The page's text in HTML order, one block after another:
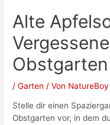
Alte
Obstgarten
/Garten / Von NatureBoy
Stelle dir einen
Obstgarten vor, in dem